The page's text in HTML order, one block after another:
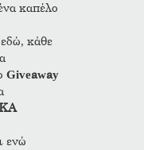
καπέλο
κάθε
Giveaway
ενώ